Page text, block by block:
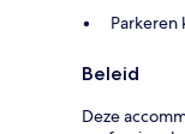
Parkeren
Beleid
Deze